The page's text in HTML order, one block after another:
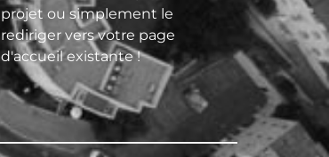
projet ou simplement le
rediriger vers votre page
d'accueil existante !